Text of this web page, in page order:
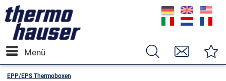
Menü
EPP/EPS Thermoboxen